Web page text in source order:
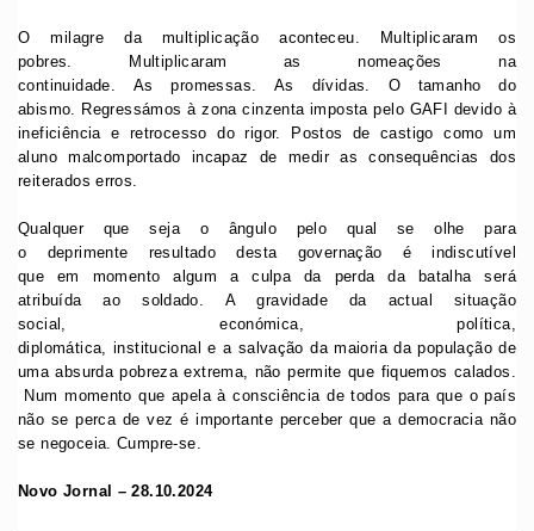
O milagre da multiplicação aconteceu. Multiplicaram os
pobres. Multiplicaram as nomeações na
continuidade. As promessas. As dívidas. O tamanho do
abismo. Regressámos à zona cinzenta imposta pelo GAFI devido à
ineficiência e retrocesso do rigor. Postos de castigo como um
aluno malcomportado incapaz de medir as consequências dos
reiterados erros.
Qualquer que seja o ângulo pelo qual se olhe para
o deprimente resultado desta governação é indiscutível
que em momento algum a culpa da perda da batalha será
atribuída ao soldado. A gravidade da actual situação
social, económica, política,
diplomática, institucional e a salvação da maioria da população de
uma absurda pobreza extrema, não permite que fiquemos calados.
Num momento que apela à consciência de todos para que o país
não se perca de vez é importante perceber que a democracia não
se negoceia. Cumpre-se.
Novo Jornal – 28.10.2024